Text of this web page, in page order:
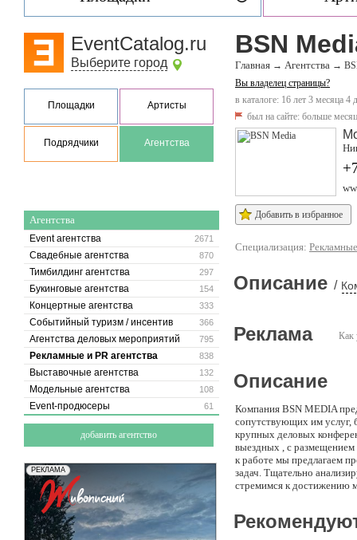
EventCatalog.ru
Выберите город
Площадки Артисты
Подрядчики Агентства
Агентства
2671
Event агентства
870
Свадебные агентства
297
Тимбилдинг агентства
154
Букинговые агентства
333
Концертные агентства
366
Событийный туризм / инсентив
795
Агентства деловых мероприятий
838
Рекламные и PR агентства
132
Выставочные агентства
108
Модельные агентства
61
Event-продюсеры
добавить агентство
BSN
Главная → Агентства →
Вы владелец страницы?
в каталоге: 16 лет 3 месяца 4
был на сайте: больше
Добавить в избранное
Специализация:
Описание /
Как
Реклама
Описание
Компания BSN MEDIA
сопутствующих им услуг,
крупных деловых
выездных , с
к работе мы предлагаем
задач. Тщательно
стремимся к достижению